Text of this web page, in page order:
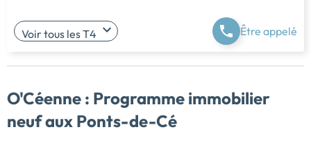
Voir tous les T4 Être appelé
O'Céenne : Programme immobilier
neuf aux Ponts-de-Cé